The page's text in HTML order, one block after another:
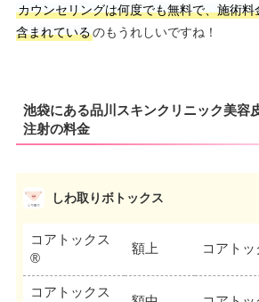
カウンセリングは何度でも無料で、施術
含まれているのもうれしいですね！
池袋にある品川スキンクリニック美容
注射の料金
しわ取りボトックス
コアトックス
®
額上 コアトッ
コアトックス